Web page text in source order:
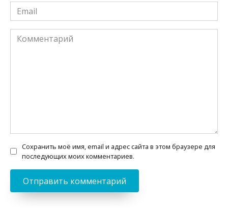
Email
*
Комментарий
Сохранить моё имя, email и адрес сайта в этом браузере для
последующих моих комментариев.